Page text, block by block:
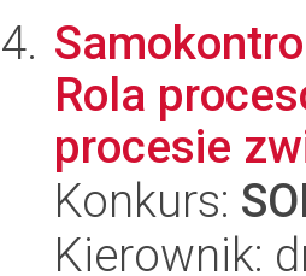
Rola
procesie
Konkurs:
Kierownik: